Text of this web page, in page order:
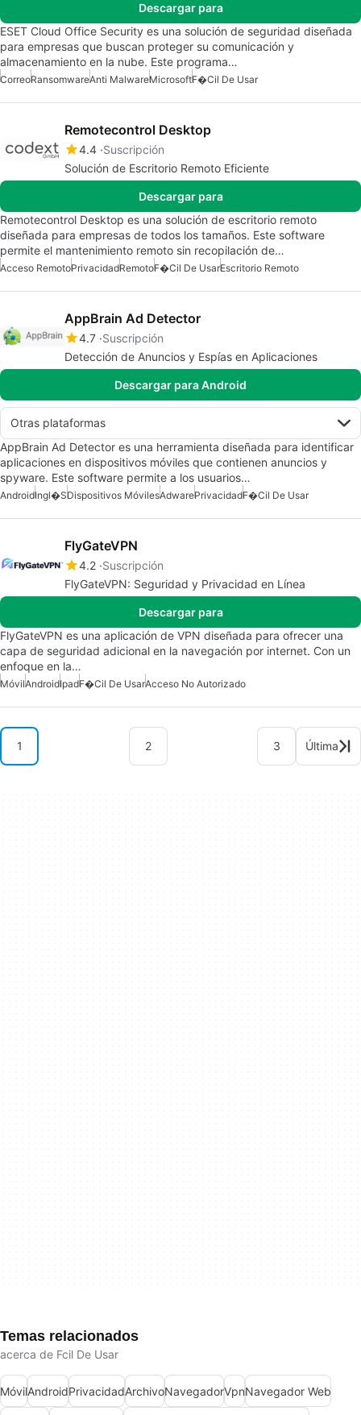
Descargar para
ESET Cloud Office Security es una solución de seguridad diseñada
para empresas que buscan proteger su comunicación y
almacenamiento en la nube. Este programa…
CorreoRansomwareAnti MalwareMicrosoftF�cil De Usar
Remotecontrol Desktop
4.4 Suscripción
Solución de Escritorio Remoto Eficiente
Descargar para
Remotecontrol Desktop es una solución de escritorio remoto
diseñada para empresas de todos los tamaños. Este software
permite el mantenimiento remoto sin recopilación de…
Acceso RemotoPrivacidadRemotoF�cil De UsarEscritorio Remoto
AppBrain Ad Detector
4.7 Suscripción
Detección de Anuncios y Espías en Aplicaciones
Descargar para Android
Otras plataformas
AppBrain Ad Detector es una herramienta diseñada para identificar
aplicaciones en dispositivos móviles que contienen anuncios y
spyware. Este software permite a los usuarios…
AndroidIngl�sDispositivos MóvilesAdwarePrivacidadF�cil De Usar
FlyGateVPN
4.2 Suscripción
FlyGateVPN: Seguridad y Privacidad en Línea
Descargar para
FlyGateVPN es una aplicación de VPN diseñada para ofrecer una
capa de seguridad adicional en la navegación por internet. Con un
enfoque en la…
MóvilAndroidIpadF�cil De UsarAcceso No Autorizado
1 2 3 Última
Temas relacionados
acerca de Fcil De Usar
MóvilAndroidPrivacidadArchivoNavegadorVpnNavegador Web